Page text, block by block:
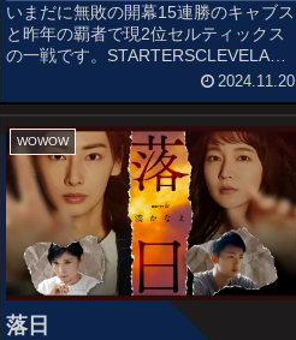
いまだに無敗の開幕15連勝のキャブス
と昨年の覇者で現2位セルティックス
の一戦です。STARTERSCLEVELAND
CAVALIERSDarius GarlandDonovan
MitchellSam MerrillEvan Mobley...
2024.11.20
WOWOW
落日